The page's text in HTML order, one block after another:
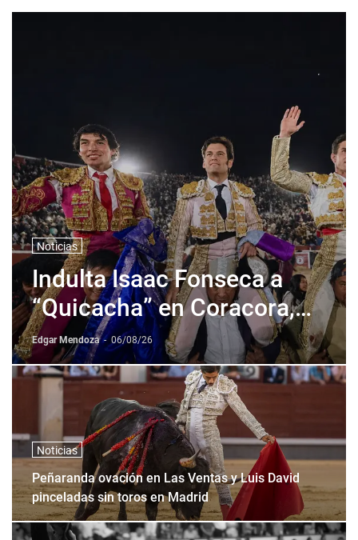
Noticias
Indulta Isaac Fonseca a
“Quicacha” en Coracora,
Perú
Edgar Mendoza - 06/08/26
Noticias
Peñaranda ovación en Las Ventas y Luis David
pinceladas sin toros en Madrid